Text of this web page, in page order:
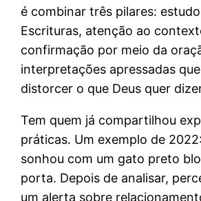
é combinar três pilares:
Escrituras, atenção ao
confirmação por meio da
interpretações apressadas
distorcer o que Deus quer
Tem quem já compartilhou
práticas. Um exemplo de
sonhou com um gato preto
porta. Depois de analisar,
um alerta sobre